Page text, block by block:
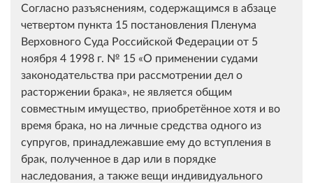
Согласно разъяснениям, содержащимся в абзаце
четвертом пункта 15 постановления Пленума
Верховного Суда Российской Федерации от 5
ноября 4 1998 г. № 15 «О применении судами
законодательства при рассмотрении дел о
расторжении брака», не является общим
совместным имущество, приобретённое хотя и во
время брака, но на личные средства одного из
супругов, принадлежавшие ему до вступления в
брак, полученное в дар или в порядке
наследования, а также вещи индивидуального